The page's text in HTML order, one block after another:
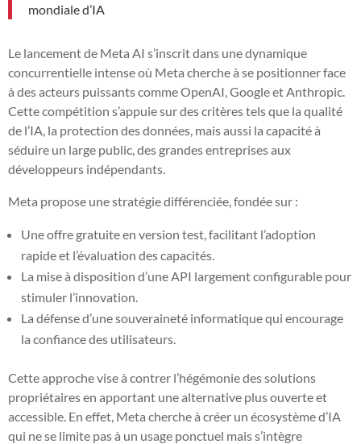
mondiale d’IA
Le lancement de Meta AI s’inscrit dans une dynamique
concurrentielle intense où Meta cherche à se positionner face
à des acteurs puissants comme OpenAI, Google et Anthropic.
Cette compétition s’appuie sur des critères tels que la qualité
de l’IA, la protection des données, mais aussi la capacité à
séduire un large public, des grandes entreprises aux
développeurs indépendants.
Meta propose une stratégie différenciée, fondée sur :
Une offre gratuite en version test, facilitant l’adoption
rapide et l’évaluation des capacités.
La mise à disposition d’une API largement configurable pour
stimuler l’innovation.
La défense d’une souveraineté informatique qui encourage
la confiance des utilisateurs.
Cette approche vise à contrer l’hégémonie des solutions
propriétaires en apportant une alternative plus ouverte et
accessible. En effet, Meta cherche à créer un écosystème d’IA
qui ne se limite pas à un usage ponctuel mais s’intègre